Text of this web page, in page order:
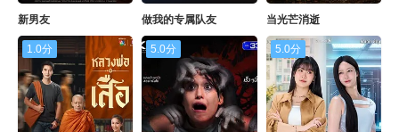
新男友 做我的专属队友 当光芒消逝
1.0分 5.0分 5.0分